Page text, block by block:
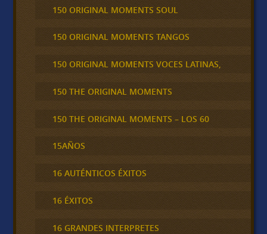
150 ORIGINAL MOMENTS SOUL
150 ORIGINAL MOMENTS TANGOS
150 ORIGINAL MOMENTS VOCES LATINAS,
150 THE ORIGINAL MOMENTS
150 THE ORIGINAL MOMENTS – LOS 60
15AÑOS
16 AUTÉNTICOS ÉXITOS
16 ÉXITOS
16 GRANDES INTERPRETES